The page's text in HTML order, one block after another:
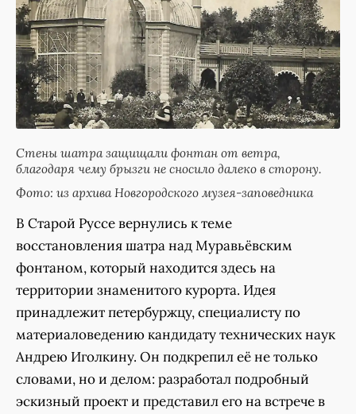
Стены шатра защищали фонтан от ветра,
благодаря чему брызги не сносило далеко в сторону.
Фото: из архива Новгородского музея-заповедника
В Старой Руссе вернулись к теме
восстановления шатра над Муравьёвским
фонтаном, который находится здесь на
территории знаменитого курорта. Идея
принадлежит петербуржцу, специалисту по
материаловедению кандидату технических наук
Андрею Иголкину. Он подкрепил её не только
словами, но и делом: разработал подробный
эскизный проект и представил его на встрече в